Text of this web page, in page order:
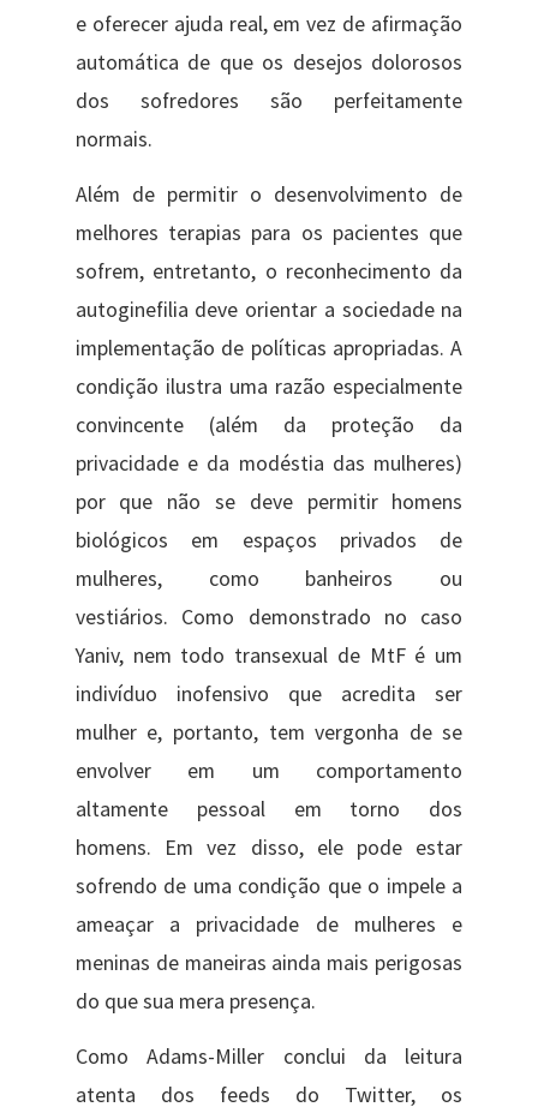
e oferecer ajuda real, em vez de afirmação
automática de que os desejos dolorosos
dos sofredores são perfeitamente
normais.
Além de permitir o desenvolvimento de
melhores terapias para os pacientes que
sofrem, entretanto, o reconhecimento da
autoginefilia deve orientar a sociedade na
implementação de políticas apropriadas. A
condição ilustra uma razão especialmente
convincente (além da proteção da
privacidade e da modéstia das mulheres)
por que não se deve permitir homens
biológicos em espaços privados de
mulheres, como banheiros ou
vestiários. Como demonstrado no caso
Yaniv, nem todo transexual de MtF é um
indivíduo inofensivo que acredita ser
mulher e, portanto, tem vergonha de se
envolver em um comportamento
altamente pessoal em torno dos
homens. Em vez disso, ele pode estar
sofrendo de uma condição que o impele a
ameaçar a privacidade de mulheres e
meninas de maneiras ainda mais perigosas
do que sua mera presença.
Como Adams-Miller conclui da leitura
atenta dos feeds do Twitter, os